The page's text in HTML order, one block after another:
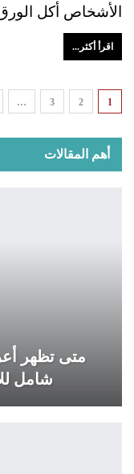
الأشخاص أكل
اقرأ أكثر...
1
2
3
…
أهم المقالات
متى تظهر
شامل